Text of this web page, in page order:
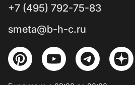
+7 (495) 792-75-83
smeta@b-h-c.ru